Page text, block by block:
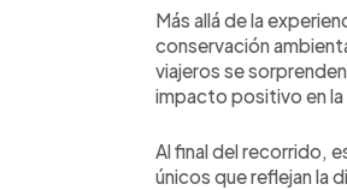
Más allá de la
conservación
viajeros se
impacto positivo en
Al final del recorrido,
únicos que reflejan la